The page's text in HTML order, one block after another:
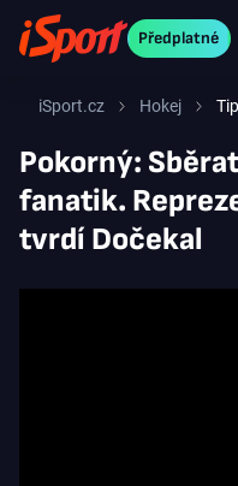
Předplatné
iSport.cz Hokej
Pokorný:
fanatik.
tvrdí Dočekal